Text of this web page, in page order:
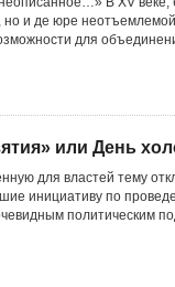
но и де юре
для
или День
для властей тему
инициативу по
политическим